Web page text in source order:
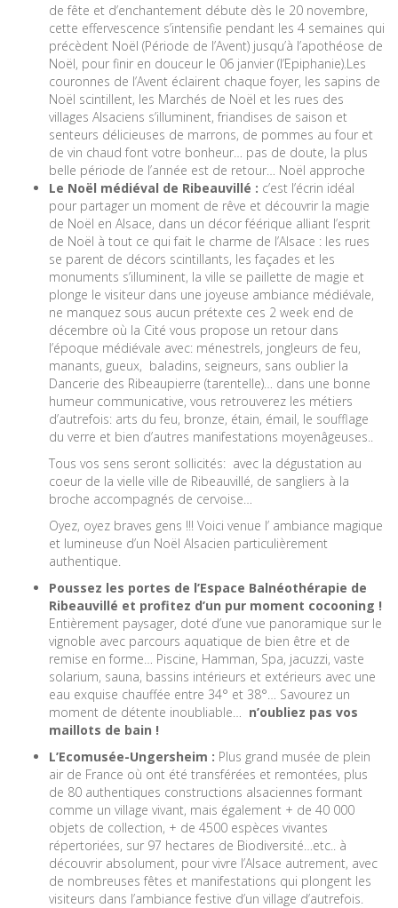
de fête et d’enchantement débute dès le 20 novembre,
cette effervescence s’intensifie pendant les 4 semaines qui
précèdent Noël (Période de l’Avent) jusqu’à l’apothéose de
Noël, pour finir en douceur le 06 janvier (l’Epiphanie).Les
couronnes de l’Avent éclairent chaque foyer, les sapins de
Noël scintillent, les Marchés de Noël et les rues des
villages Alsaciens s’illuminent, friandises de saison et
senteurs délicieuses de marrons, de pommes au four et
de vin chaud font votre bonheur… pas de doute, la plus
belle période de l’année est de retour… Noël approche
Le Noël médiéval de Ribeauvillé : c’est l’écrin idéal
pour partager un moment de rêve et découvrir la magie
de Noël en Alsace, dans un décor féérique alliant l’esprit
de Noël à tout ce qui fait le charme de l’Alsace : les rues
se parent de décors scintillants, les façades et les
monuments s’illuminent, la ville se paillette de magie et
plonge le visiteur dans une joyeuse ambiance médiévale,
ne manquez sous aucun prétexte ces 2 week end de
décembre où la Cité vous propose un retour dans
l’époque médiévale avec: ménestrels, jongleurs de feu,
manants, gueux, baladins, seigneurs, sans oublier la
Dancerie des Ribeaupierre (tarentelle)… dans une bonne
humeur communicative, vous retrouverez les métiers
d’autrefois: arts du feu, bronze, étain, émail, le soufflage
du verre et bien d’autres manifestations moyenâgeuses..
Tous vos sens seront sollicités: avec la dégustation au
coeur de la vielle ville de Ribeauvillé, de sangliers à la
broche accompagnés de cervoise…
Oyez, oyez braves gens !!! Voici venue l’ ambiance magique
et lumineuse d’un Noël Alsacien particulièrement
authentique.
Poussez les portes de l’Espace Balnéothérapie de
Ribeauvillé et profitez d’un pur moment cocooning !
Entièrement paysager, doté d’une vue panoramique sur le
vignoble avec parcours aquatique de bien être et de
remise en forme… Piscine, Hamman, Spa, jacuzzi, vaste
solarium, sauna, bassins intérieurs et extérieurs avec une
eau exquise chauffée entre 34° et 38°… Savourez un
moment de détente inoubliable… n’oubliez pas vos
maillots de bain !
L’Ecomusée-Ungersheim : Plus grand musée de plein
air de France où ont été transférées et remontées, plus
de 80 authentiques constructions alsaciennes formant
comme un village vivant, mais également + de 40 000
objets de collection, + de 4500 espèces vivantes
répertoriées, sur 97 hectares de Biodiversité…etc.. à
découvrir absolument, pour vivre l’Alsace autrement, avec
de nombreuses fêtes et manifestations qui plongent les
visiteurs dans l’ambiance festive d’un village d’autrefois.